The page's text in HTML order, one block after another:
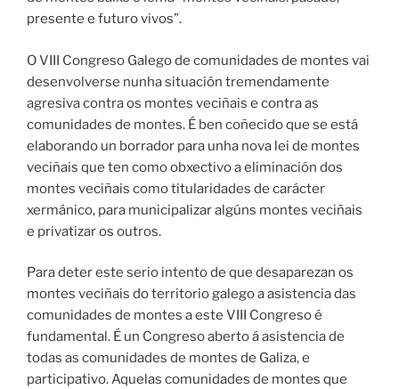
presente e futuro vivos”.
O VIII Congreso Galego de comunidades de montes vai
desenvolverse nunha situación tremendamente
agresiva contra os montes veciñais e contra as
comunidades de montes. É ben coñecido que se está
elaborando un borrador para unha nova lei de montes
veciñais que ten como obxectivo a eliminación dos
montes veciñais como titularidades de carácter
xermánico, para municipalizar algúns montes veciñais
e privatizar os outros.
Para deter este serio intento de que desaparezan os
montes veciñais do territorio galego a asistencia das
comunidades de montes a este VIII Congreso é
fundamental. É un Congreso aberto á asistencia de
todas as comunidades de montes de Galiza, e
participativo. Aquelas comunidades de montes que